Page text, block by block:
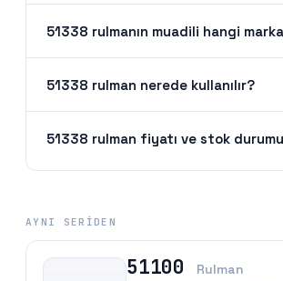
51338 rulmanın muadili hangi
51338 rulman nerede kullanılır?
51338 rulman fiyatı ve stok
AYNI SERIDEN
51100 Rulman